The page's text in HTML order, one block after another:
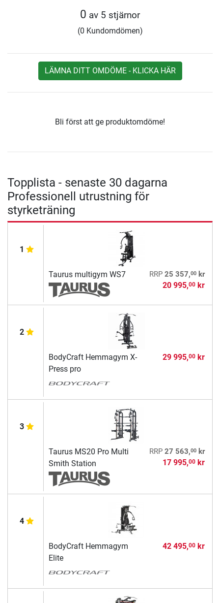
0 av 5 stjärnor
(0 Kundomdömen)
LÄMNA DITT OMDÖME - KLICKA HÄR
Bli först att ge produktomdöme!
Topplista - senaste 30 dagarna
Professionell utrustning för
styrketräning
1
Taurus multigym WS7 RRP 25 357,00kr
20 995,00kr
2
BodyCraft Hemmagym X-
Press pro
29 995,00kr
3
Taurus MS20 Pro Multi
Smith Station
RRP 27 563,00kr
17 995,00kr
4
BodyCraft Hemmagym
Elite
42 495,00kr